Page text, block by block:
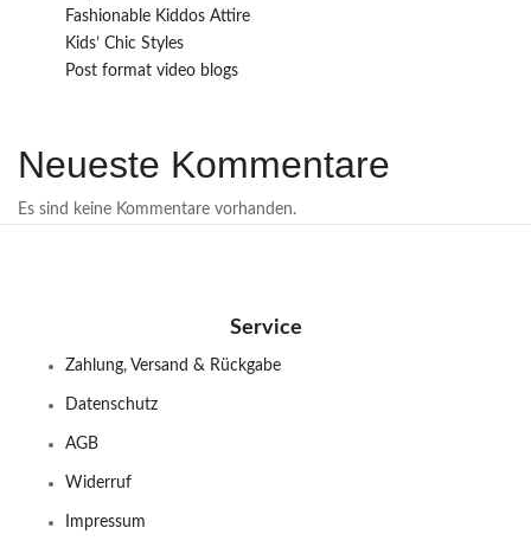
Fashionable Kiddos Attire
Kids’ Chic Styles
Post format video blogs
Neueste Kommentare
Es sind keine Kommentare vorhanden.
Service
Zahlung, Versand & Rückgabe
Datenschutz
AGB
Widerruf
Impressum